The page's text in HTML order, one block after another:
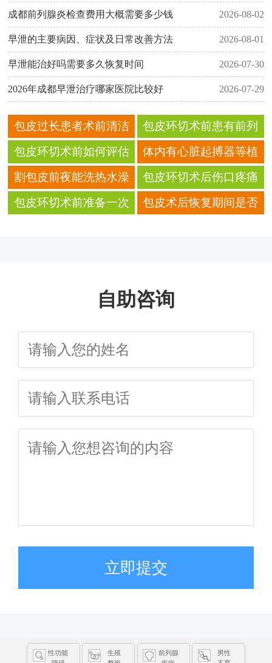
成都前列腺炎检查费用大概需要多少钱 2026-08-02
早泄的主要病因、症状及日常改善方法 2026-08-01
早泄能治好吗需要多久恢复时间 2026-07-30
2026年成都早泄治疗哪家医院比较好 2026-07-29
包皮过长患者术前清洁
肛周皮肤的频率及正确
方法
包皮环切术前患有前列
腺炎该如何准备 指导
包皮环切术前如何评估
是否需做肺功能？
体内有心脏起搏器等植
入物的患者，包皮术前
为何必须主动告知医
割包皮前夜能洗热水澡
吗？
包皮环切术后伤口疼痛
的药物缓解与非药物缓
包皮环切术前准备一次
包皮术后恢复期间是否
自助咨询
立即提交
性功能
生殖
前列腺
男性